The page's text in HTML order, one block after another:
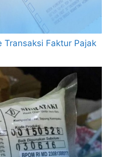
Transaksi Faktur Pajak